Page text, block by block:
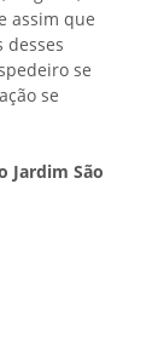
assim que
desses
se
se
Jardim São